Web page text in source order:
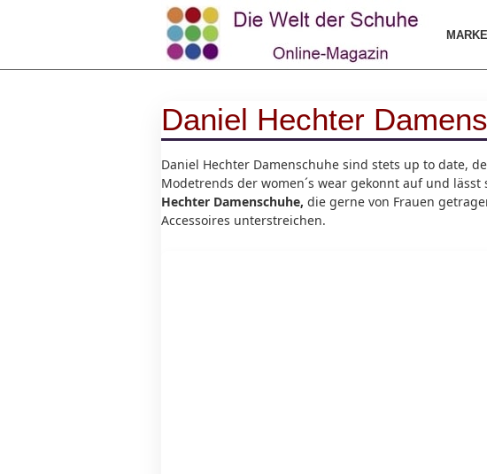
Daniel Hechter
Daniel Hechter Damenschuhe sind stets up to date,
Modetrends der women´s wear gekonnt auf und
Hechter Damenschuhe, die gerne von Frauen
Accessoires unterstreichen.